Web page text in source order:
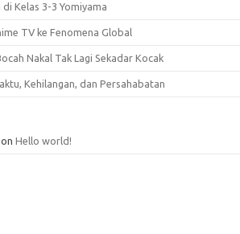
Kelas 3-3 Yomiyama
TV ke Fenomena Global
Nakal Tak Lagi Sekadar Kocak
Kehilangan, dan Persahabatan
on Hello world!